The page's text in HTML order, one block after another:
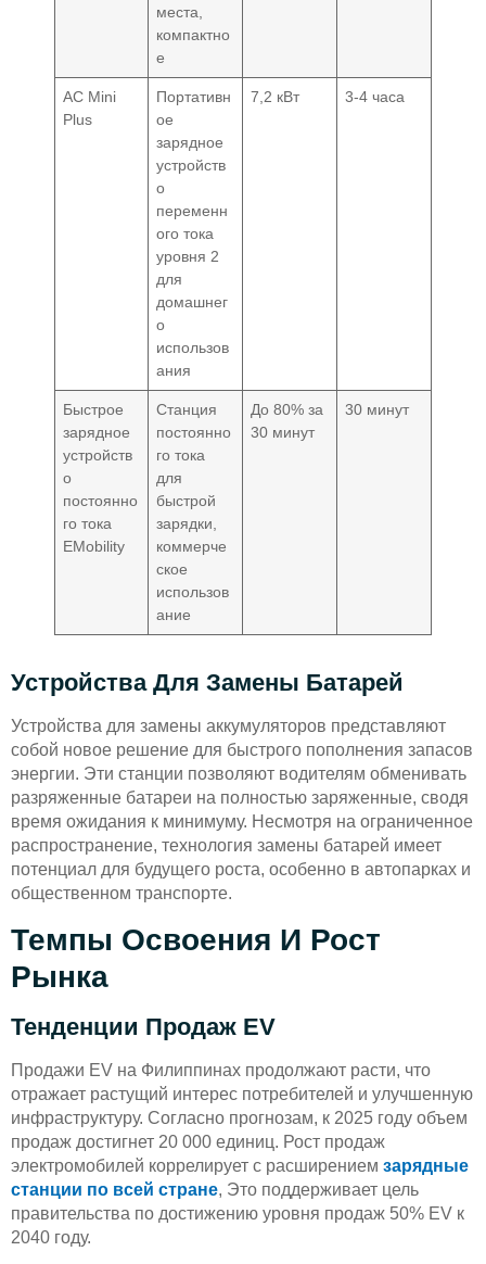
места,
компактно
е
AC Mini
Plus
Портативн
ое
зарядное
устройств
о
переменн
ого тока
уровня 2
для
домашнег
о
использов
ания
7,2 кВт 3-4 часа
Быстрое
зарядное
устройств
о
постоянно
го тока
EMobility
Станция
постоянно
го тока
для
быстрой
зарядки,
коммерче
ское
использов
ание
До 80% за
30 минут
30 минут
Устройства Для Замены Батарей
Устройства для замены аккумуляторов представляют
собой новое решение для быстрого пополнения запасов
энергии. Эти станции позволяют водителям обменивать
разряженные батареи на полностью заряженные, сводя
время ожидания к минимуму. Несмотря на ограниченное
распространение, технология замены батарей имеет
потенциал для будущего роста, особенно в автопарках и
общественном транспорте.
Темпы Освоения И Рост
Рынка
Тенденции Продаж EV
Продажи EV на Филиппинах продолжают расти, что
отражает растущий интерес потребителей и улучшенную
инфраструктуру. Согласно прогнозам, к 2025 году объем
продаж достигнет 20 000 единиц. Рост продаж
электромобилей коррелирует с расширением зарядные
станции по всей стране, Это поддерживает цель
правительства по достижению уровня продаж 50% EV к
2040 году.